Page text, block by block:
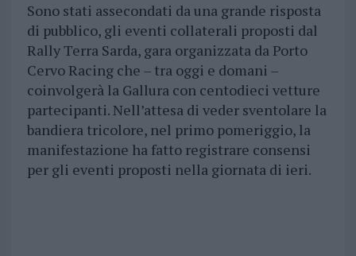
Sono stati assecondati da una grande risposta
di pubblico, gli eventi collaterali proposti dal
Rally Terra Sarda, gara organizzata da Porto
Cervo Racing che – tra oggi e domani –
coinvolgerà la Gallura con centodieci vetture
partecipanti. Nell’attesa di veder sventolare la
bandiera tricolore, nel primo pomeriggio, la
manifestazione ha fatto registrare consensi
per gli eventi proposti nella giornata di ieri.